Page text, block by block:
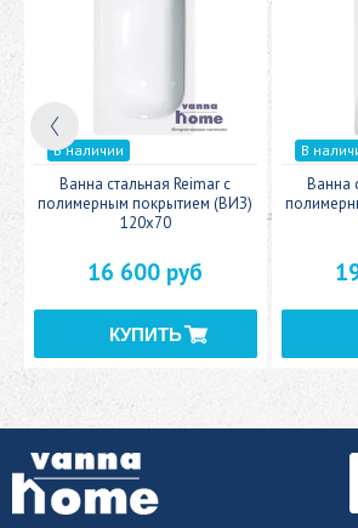
В наличии
Ванна стальная Reimar с
полимерным покрытием (ВИЗ)
120x70
16 600 руб
В
Ванна